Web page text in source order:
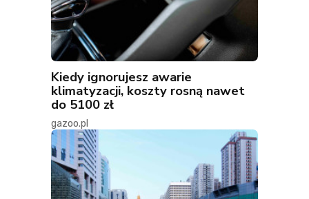
Kiedy ignorujesz awarie
klimatyzacji, koszty rosną nawet
do 5100 zł
gazoo.pl